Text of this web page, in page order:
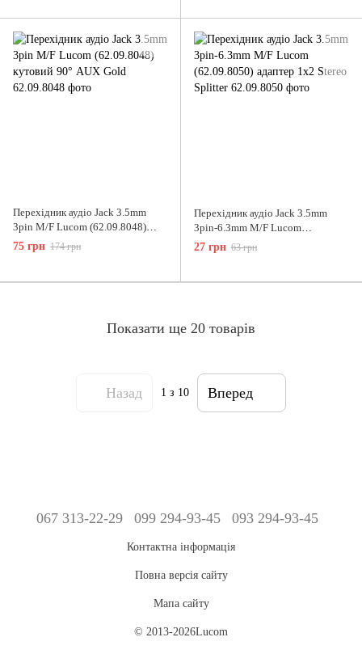
Перехідник аудіо Jack 3.5mm
3pin M/F Lucom (62.09.8048)
кутовий 90° AUX Gold
75 грн 174 грн
Перехідник аудіо Jack 3.5mm
3pin-6.3mm M/F Lucom
(62.09.8050) адаптер 1x2 Stereo
Splitter
27 грн 63 грн
Показати ще 20 товарів
Назад 1 з 10 Вперед
067 313-22-29 099 294-93-45 093 294-93-45
Контактна інформація
Повна версія сайту
Мапа сайту
© 2013-2026Lucom